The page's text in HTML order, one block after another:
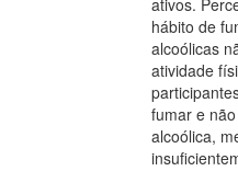
ativos.
hábito de
alcoólicas
atividade
fumar e
alcoólica,